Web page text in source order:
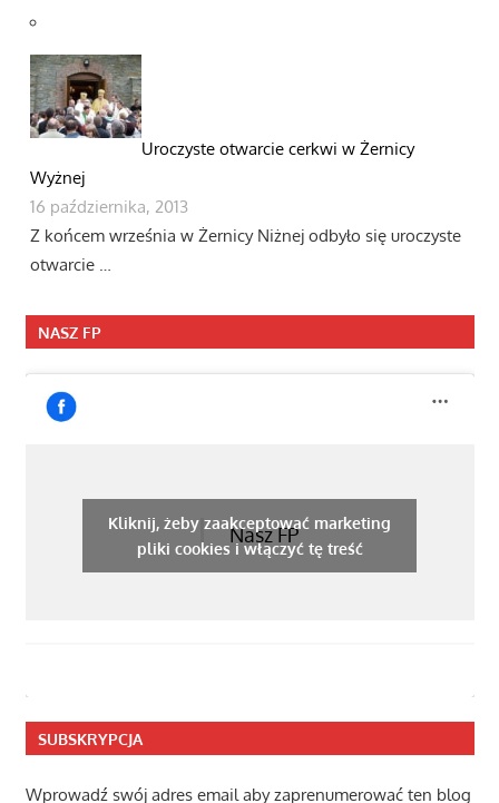
Uroczyste otwarcie cerkwi w Żernicy
Wyżnej
16 października, 2013
Z końcem września w Żernicy Niżnej odbyło się uroczyste
otwarcie …
NASZ FP
Nasz FP
Kliknij, żeby zaakceptować marketing
pliki cookies i włączyć tę treść
SUBSKRYPCJA
Wprowadź swój adres email aby zaprenumerować ten blog